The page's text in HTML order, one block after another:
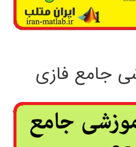
جامع فازی